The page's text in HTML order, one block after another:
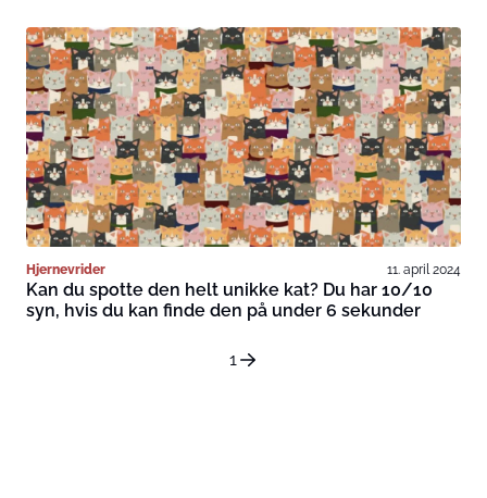
Hjernevrider 11. april 2024
Kan du spotte den helt unikke kat? Du har 10/10
syn, hvis du kan finde den på under 6 sekunder
1